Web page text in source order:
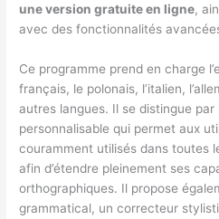
une version gratuite en ligne,
avec des fonctionnalités
Ce programme prend en charge
français, le polonais, l’italien,
autres langues. Il se distingue par
personnalisable qui permet aux
couramment utilisés dans toutes
afin d’étendre pleinement ses
orthographiques. Il propose
grammatical, un correcteur